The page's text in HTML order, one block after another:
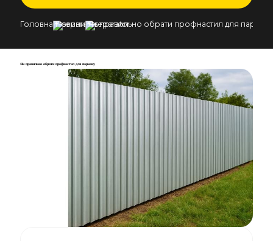
Головна Новини Як правильно обрати профнастил для паркану
Як правильно обрати профнастил для паркану